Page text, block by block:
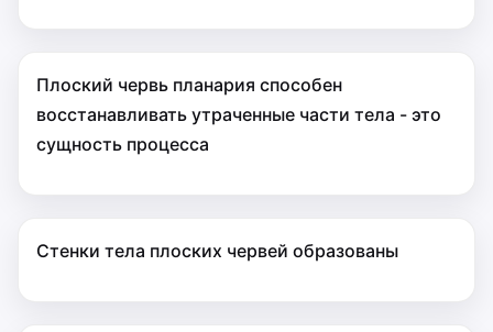
Плоский червь планария способен
восстанавливать утраченные части тела - это
сущность процесса
Стенки тела плоских червей образованы